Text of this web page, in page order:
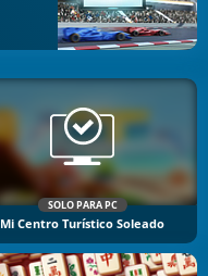
SOLO PARA PC
Mi Centro Turístico Soleado